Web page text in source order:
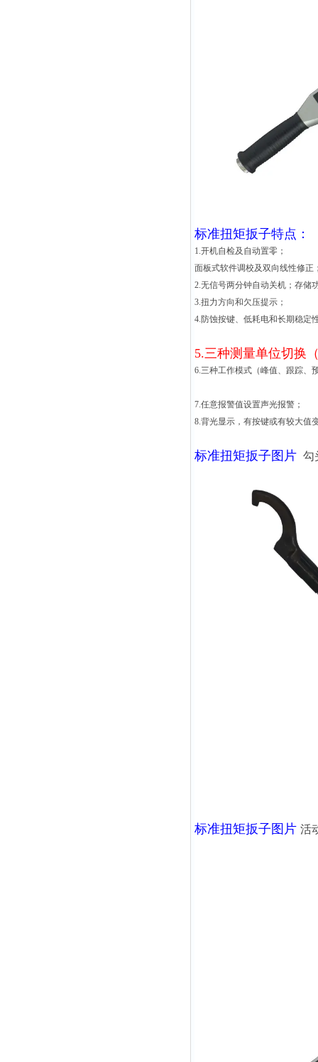
标准扭矩扳子特点：
1.开机自检及自动置零；
面板式软件调校及双向线性修正
2.无信号两分钟自动关机；存储
3.扭力方向和欠压提示；
4.防蚀按键、低耗电和长期稳定
5.三种测量单位切换
6.三种工作模式（峰值、跟踪、
7.任意报警值设置声光报警；
8.背光显示，有按键或有较大值
标准扭矩扳子图片 勾
标准扭矩扳子图片 活